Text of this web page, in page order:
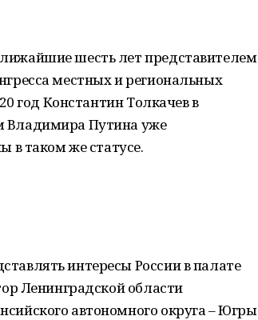
шесть лет представителем
местных и региональных
год Константин Толкачев в
Владимира Путина уже
в таком же статусе.
интересы России в палате
Ленинградской области
автономного округа – Югры